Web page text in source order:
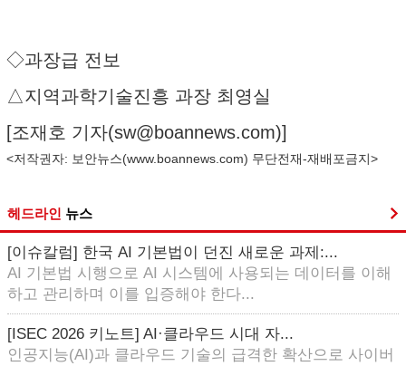
◇과장급 전보
△지역과학기술진흥 과장 최영실
[조재호 기자(sw@boannews.com)]
<저작권자: 보안뉴스(www.boannews.com) 무단전재-재배포금지>
헤드라인 뉴스
[이슈칼럼] 한국 AI 기본법이 던진 새로운 과제:...
AI 기본법 시행으로 AI 시스템에 사용되는 데이터를 이해
하고 관리하며 이를 입증해야 한다...
[ISEC 2026 키노트] AI·클라우드 시대 자...
인공지능(AI)과 클라우드 기술의 급격한 확산으로 사이버